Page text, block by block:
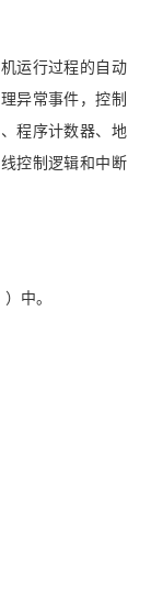
运行过程的自动
异常事件，控制
程序计数器、地
控制逻辑和中断
中。